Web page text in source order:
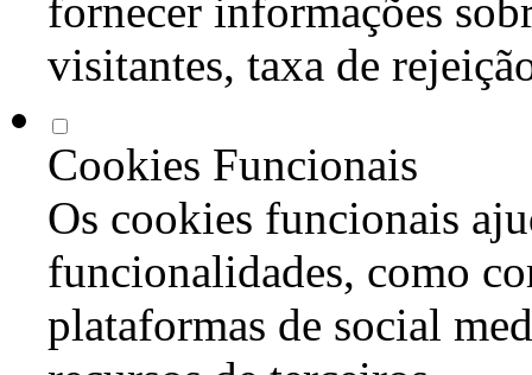
fornecer informações
visitantes, taxa de
Cookies Funcionais
Os cookies funcionais
funcionalidades, como
plataformas de social